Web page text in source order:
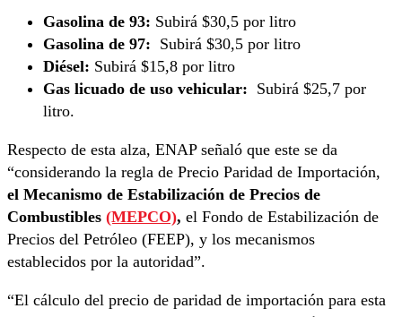
Gasolina de 93: Subirá $30,5 por litro
Gasolina de 97: Subirá $30,5 por litro
Diésel: Subirá $15,8 por litro
Gas licuado de uso vehicular: Subirá $25,7 por
litro.
Respecto de esta alza, ENAP señaló que este se da
“considerando la regla de Precio Paridad de Importación,
el Mecanismo de Estabilización de Precios de
Combustibles (MEPCO), el Fondo de Estabilización de
Precios del Petróleo (FEEP), y los mecanismos
establecidos por la autoridad”.
“El cálculo del precio de paridad de importación para esta